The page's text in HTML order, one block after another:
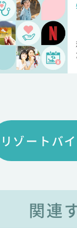
リゾートバ
関連